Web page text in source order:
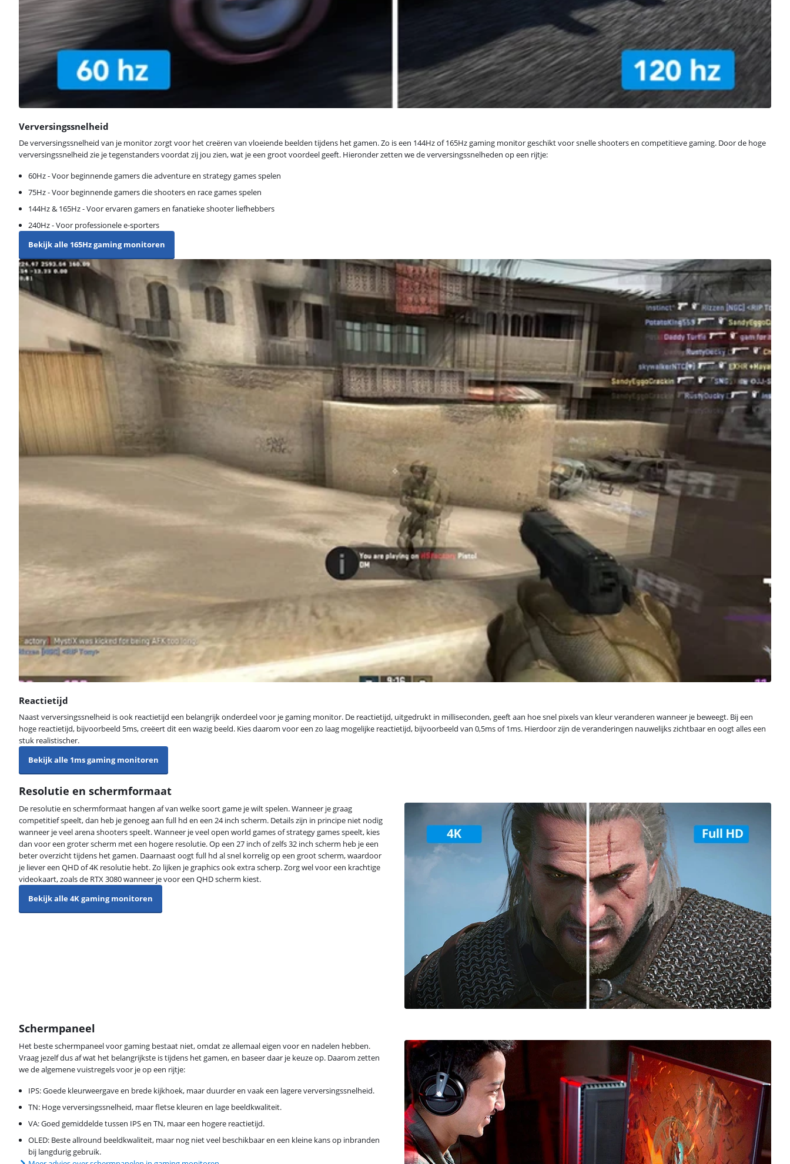
Verversingssnelheid
De verversingssnelheid van je monitor zorgt voor het creëren van vloeiende beelden tijdens het gamen. Zo is een 144Hz of 165Hz gaming monitor geschikt voor snelle shooters en competitieve gaming. Door de hoge
verversingssnelheid zie je tegenstanders voordat zij jou zien, wat je een groot voordeel geeft. Hieronder zetten we de verversingssnelheden op een rijtje:
60Hz - Voor beginnende gamers die adventure en strategy games spelen
75Hz - Voor beginnende gamers die shooters en race games spelen
144Hz & 165Hz - Voor ervaren gamers en fanatieke shooter liefhebbers
240Hz - Voor professionele e-sporters
Bekijk alle 165Hz gaming monitoren
Reactietijd
Naast verversingssnelheid is ook reactietijd een belangrijk onderdeel voor je gaming monitor. De reactietijd, uitgedrukt in milliseconden, geeft aan hoe snel pixels van kleur veranderen wanneer je beweegt. Bij een
hoge reactietijd, bijvoorbeeld 5ms, creëert dit een wazig beeld. Kies daarom voor een zo laag mogelijke reactietijd, bijvoorbeeld van 0,5ms of 1ms. Hierdoor zijn de veranderingen nauwelijks zichtbaar en oogt alles een
stuk realistischer.
Bekijk alle 1ms gaming monitoren
Resolutie en schermformaat
De resolutie en schermformaat hangen af van welke soort game je wilt spelen. Wanneer je graag
competitief speelt, dan heb je genoeg aan full hd en een 24 inch scherm. Details zijn in principe niet nodig
wanneer je veel arena shooters speelt. Wanneer je veel open world games of strategy games speelt, kies
dan voor een groter scherm met een hogere resolutie. Op een 27 inch of zelfs 32 inch scherm heb je een
beter overzicht tijdens het gamen. Daarnaast oogt full hd al snel korrelig op een groot scherm, waardoor
je liever een QHD of 4K resolutie hebt. Zo lijken je graphics ook extra scherp. Zorg wel voor een krachtige
videokaart, zoals de RTX 3080 wanneer je voor een QHD scherm kiest.
Bekijk alle 4K gaming monitoren
Schermpaneel
Het beste schermpaneel voor gaming bestaat niet, omdat ze allemaal eigen voor en nadelen hebben.
Vraag jezelf dus af wat het belangrijkste is tijdens het gamen, en baseer daar je keuze op. Daarom zetten
we de algemene vuistregels voor je op een rijtje:
IPS: Goede kleurweergave en brede kijkhoek, maar duurder en vaak een lagere verversingssnelheid.
TN: Hoge verversingssnelheid, maar fletse kleuren en lage beeldkwaliteit.
VA: Goed gemiddelde tussen IPS en TN, maar een hogere reactietijd.
OLED: Beste allround beeldkwaliteit, maar nog niet veel beschikbaar en een kleine kans op inbranden
bij langdurig gebruik.